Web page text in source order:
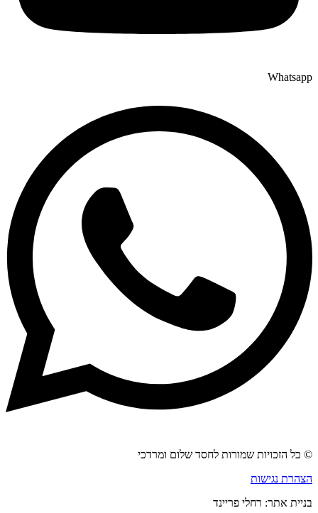
Whatsapp
© כל הזכויות שמורות לחסד שלום ומרדכי
הצהרת נגישות
בניית אתר: רחלי פריינד